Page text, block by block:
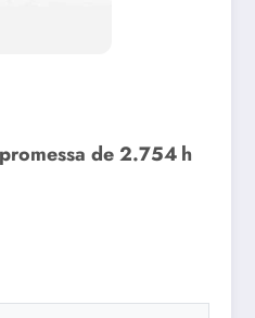
de 2.754 h